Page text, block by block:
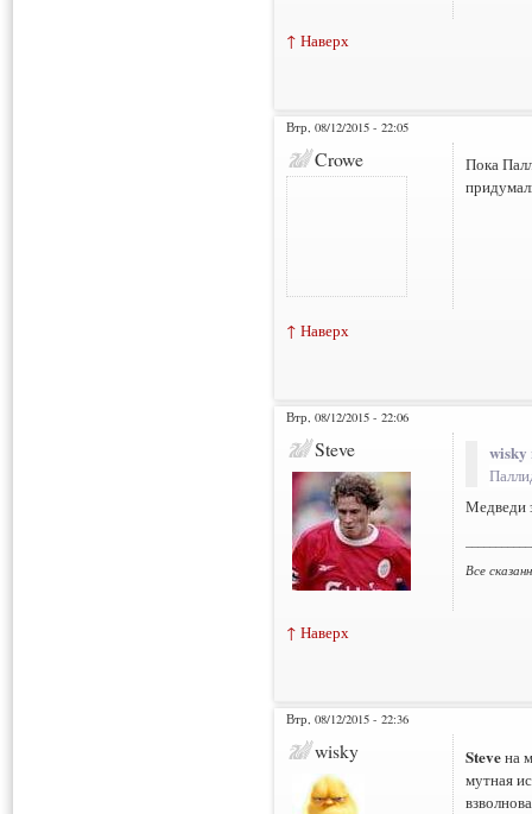
↑ Наверх
Втр, 08/12/2015 - 22:05
Crowe
Пока
↑ Наверх
Втр, 08/12/2015 - 22:06
Steve wisky
Медведи
Все
↑ Наверх
Втр, 08/12/2015 - 22:36
wisky Steveна
мутная